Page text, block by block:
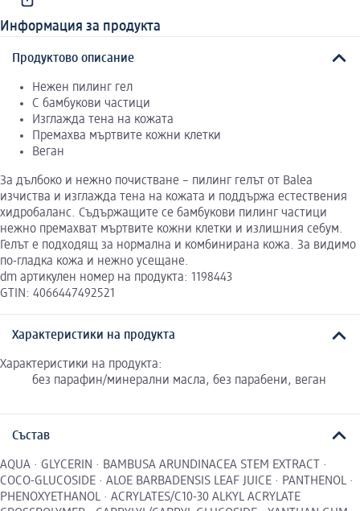
Информация за продукта
Продуктово описание
Нежен пилинг гел
С бамбукови частици
Изглажда тена на кожата
Премахва мъртвите кожни клетки
Веган
За дълбоко и нежно почистване – пилинг гелът от Balea
изчиства и изглажда тена на кожата и поддържа естествения
хидробаланс. Съдържащите се бамбукови пилинг частици
нежно премахват мъртвите кожни клетки и излишния себум.
Гелът е подходящ за нормална и комбинирана кожа. За видимо
по-гладка кожа и нежно усещане.
dm артикулен номер на продукта: 1198443
GTIN: 4066447492521
Характеристики на продукта
Характеристики на продукта:
без парафин/минерални масла, без парабени, веган
Състав
AQUA · GLYCERIN · BAMBUSA ARUNDINACEA STEM EXTRACT ·
COCO-GLUCOSIDE · ALOE BARBADENSIS LEAF JUICE · PANTHENOL ·
PHENOXYETHANOL · ACRYLATES/C10-30 ALKYL ACRYLATE